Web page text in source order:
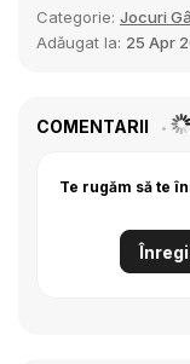
Categorie: Jocuri
Adăugat la: 25 Apr
COMENTARII
Te rugăm să te